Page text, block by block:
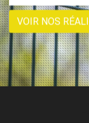
VOIR NOS